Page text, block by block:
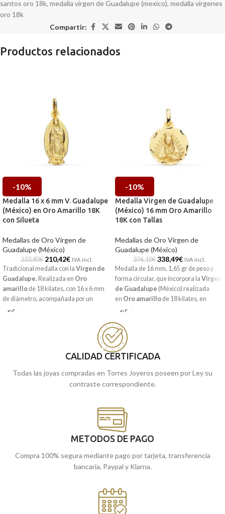
santos oro 18k, medalla virgen de Guadalupe (mexico), medalla vírgenes
oro 18k
Compartir:
Productos relacionados
-10%
Medalla 16 x 6 mm V. Guadalupe
(México) en Oro Amarillo 18K
con Silueta
Medallas de Oro Virgen de
Guadalupe (México)
233,80€ 210,42€ IVA incl.
Tradicional medalla con la Virgen de
Guadalupe. Realizada en Oro
amarillo de 18 kilates, con 16 x 6 mm
de diámetro, acompañada por un
precioso y elegante cerco que recoge a
en nuestras tiendas de
online y te la
-10%
Medalla Virgen de Guadalupe
(México) 16 mm Oro Amarillo
18K con Tallas
Medallas de Oro Virgen de
Guadalupe (México)
376,10€ 338,49€ IVA incl.
Medalla de 16 mm, 1,65 gr de peso y
forma circular, que incorpora la Virgen
de Guadalupe (México) realizada
en Oro amarillo de 18 kilates, en
terminación brillo con detalles tallados
para ti o regalar a quien más quieras.
Recógela
Málaga, ocómprala
CALIDAD CERTIFICADA
Todas las joyas compradas en Torres Joyeros poseen por Ley su
contraste correspondiente.
METODOS DE PAGO
Compra 100% segura mediante pago por tarjeta, transferencia
bancaria, Paypal y Klarna.